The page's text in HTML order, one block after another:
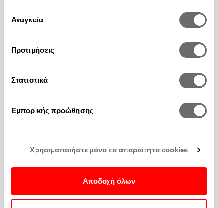
των υπηρεσιών τους.
συγκατάθεσης
Αναγκαία
Προτιμήσεις
Στατιστικά
Εμπορικής προώθησης
Χρησιμοποιήστε μόνο τα απαραίτητα cookies
Αποδοχή όλων
Συχνές Ερωτήσεις